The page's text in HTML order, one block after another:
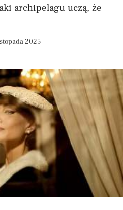
archipelagu uczą, że
2025